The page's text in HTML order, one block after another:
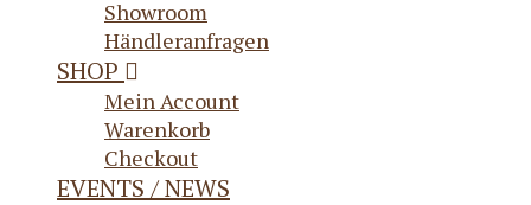
Showroom
Händleranfragen
SHOP
Mein Account
Warenkorb
Checkout
EVENTS / NEWS